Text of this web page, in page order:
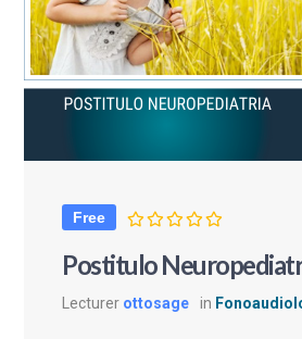
Free
Postitulo
Lecturer ottosage in